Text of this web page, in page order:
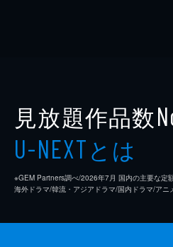
見放題作品数
U-NEXTとは
※GEM Partners調べ/2026年7⽉ 国内の主要な定
海外ドラマ/韓流・アジアドラマ/国内ドラマ/アニ